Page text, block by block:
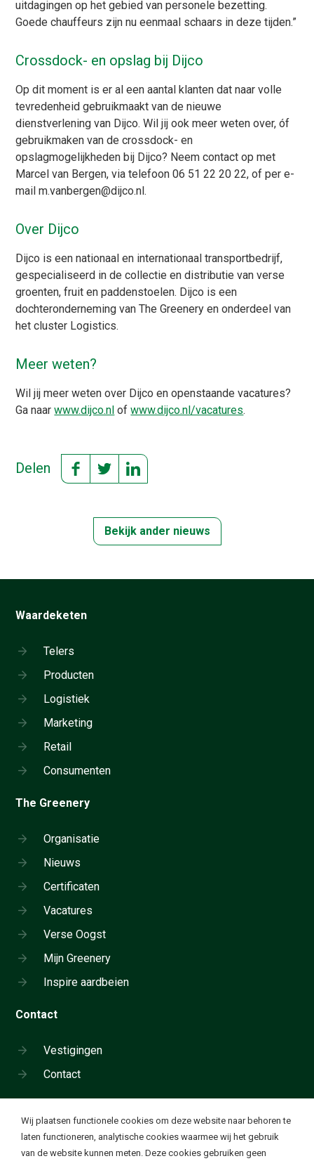
uitdagingen op het gebied van personele bezetting.
Goede chauffeurs zijn nu eenmaal schaars in deze tijden.”
Crossdock- en opslag bij Dijco
Op dit moment is er al een aantal klanten dat naar volle
tevredenheid gebruikmaakt van de nieuwe
dienstverlening van Dijco. Wil jij ook meer weten over, óf
gebruikmaken van de crossdock- en
opslagmogelijkheden bij Dijco? Neem contact op met
Marcel van Bergen, via telefoon 06 51 22 20 22, of per e-
mail m.vanbergen@dijco.nl.
Over Dijco
Dijco is een nationaal en internationaal transportbedrijf,
gespecialiseerd in de collectie en distributie van verse
groenten, fruit en paddenstoelen. Dijco is een
dochteronderneming van The Greenery en onderdeel van
het cluster Logistics.
Meer weten?
Wil jij meer weten over Dijco en openstaande vacatures?
Ga naarwww.dijco.nl ofwww.dijco.nl/vacatures.
Delen
Bekijk ander nieuws
Waardeketen
Telers
Producten
Logistiek
Marketing
Retail
Consumenten
The Greenery
Organisatie
Nieuws
Certificaten
Vacatures
Verse Oogst
Mijn Greenery
Inspire aardbeien
Contact
Vestigingen
Contact
Neem telefonisch contact op:
+31 180 655 911
Wij plaatsen functionele cookies om deze website naar behoren te
laten functioneren, analytische cookies waarmee wij het gebruik
van de website kunnen meten. Deze cookies gebruiken geen
Cookie instellingen
✔ Ik wil functionele en analytische cookies. Deze cookies